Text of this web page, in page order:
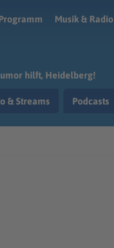
Musik & Radio
hilft, Heidelberg!
& Streams Podcasts